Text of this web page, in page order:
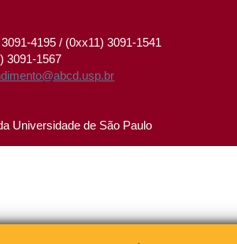
4195 / (0xx11) 3091-1541
3091-1567
Universidade de São Paulo